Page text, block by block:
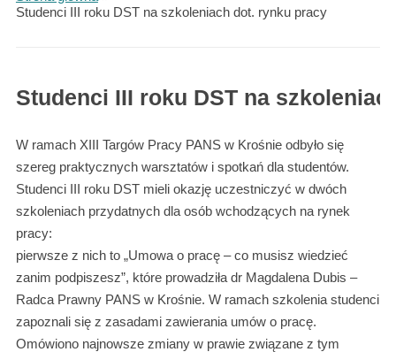
Studenci III roku DST na szkoleniach dot. rynku pracy
Studenci III roku DST na
W ramach XIII Targów Pracy PANS w Krośnie odbyło się
szereg praktycznych warsztatów i spotkań dla studentów.
Studenci III roku DST mieli okazję uczestniczyć w dwóch
szkoleniach przydatnych dla osób wchodzących na rynek
pracy:
pierwsze z nich to „Umowa o pracę – co musisz wiedzieć
zanim podpiszesz”, które prowadziła dr Magdalena Dubis –
Radca Prawny PANS w Krośnie. W ramach szkolenia studenci
zapoznali się z zasadami zawierania umów o pracę.
Omówiono najnowsze zmiany w prawie związane z tym